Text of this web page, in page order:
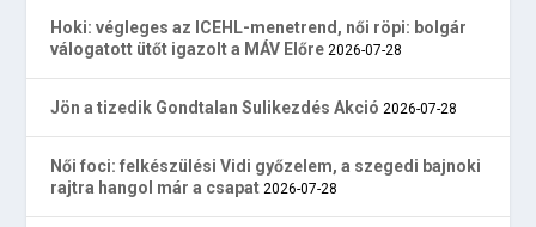
Hoki: végleges az ICEHL-menetrend, női röpi: bolgár
válogatott ütőt igazolt a MÁV Előre 2026-07-28
Jön a tizedik Gondtalan Sulikezdés Akció 2026-07-28
Női foci: felkészülési Vidi győzelem, a szegedi bajnoki
rajtra hangol már a csapat 2026-07-28